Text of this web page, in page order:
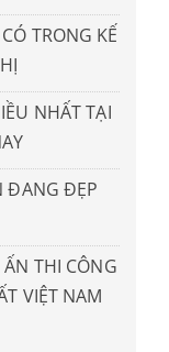
TRONG KẾ
NHẤT TẠI
ĐANG ĐẸP
THI CÔNG
VIỆT NAM